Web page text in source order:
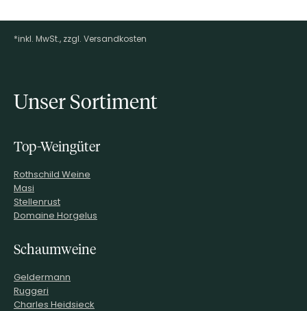
Footer-Menü
*inkl. MwSt., zzgl. Versandkosten
Unser Sortiment
Top-Weingüter
Rothschild Weine
Masi
Stellenrust
Domaine Horgelus
Schaumweine
Geldermann
Ruggeri
Charles Heidsieck